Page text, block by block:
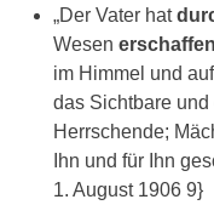
„Der Vater hat
Wesen erschaffen
im Himmel und
das Sichtbare
Herrschende;
Ihn und für Ihn
1. August 1906 9}